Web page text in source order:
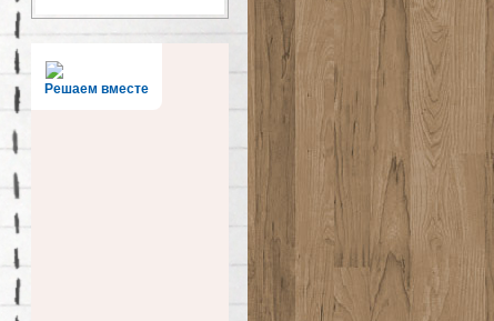
Решаем вместе